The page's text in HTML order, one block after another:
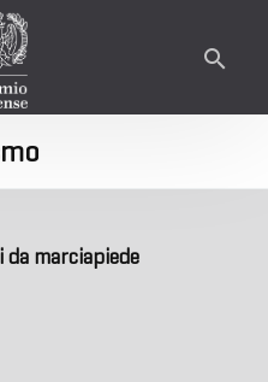
da marciapiede